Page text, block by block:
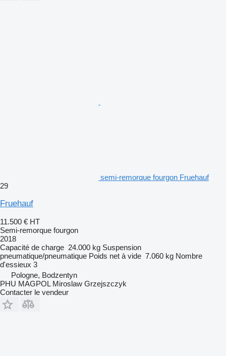
semi-remorque fourgon Fruehauf
29
Fruehauf
11.500 € HT
Semi-remorque fourgon
2018
Capacité de charge 24.000 kg Suspension
pneumatique/pneumatique Poids net à vide 7.060 kg Nombre
d'essieux 3
Pologne, Bodzentyn
PHU MAGPOL Miroslaw Grzejszczyk
Contacter le vendeur